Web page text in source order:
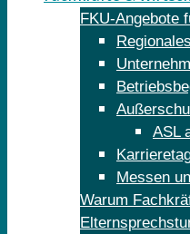
FKU-Angebote
ASL
Messen
Warum